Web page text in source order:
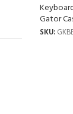
Gator
SKU: